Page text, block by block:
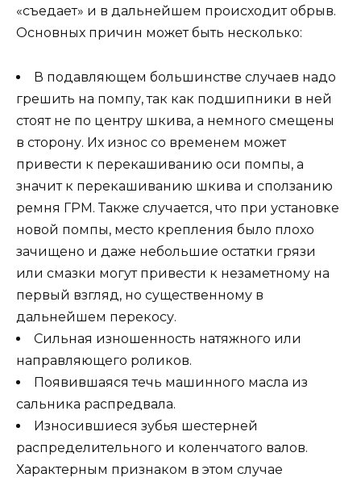
«съедает» и в дальнейшем происходит обрыв.
Основных причин может быть несколько:
В подавляющем большинстве случаев надо
грешить на помпу, так как подшипники в ней
стоят не по центру шкива, а немного смещены
в сторону. Их износ со временем может
привести к перекашиванию оси помпы, а
значит к перекашиванию шкива и сползанию
ремня ГРМ. Также случается, что при установке
новой помпы, место крепления было плохо
зачищено и даже небольшие остатки грязи
или смазки могут привести к незаметному на
первый взгляд, но существенному в
дальнейшем перекосу.
Сильная изношенность натяжного или
направляющего роликов.
Появившаяся течь машинного масла из
сальника распредвала.
Износившиеся зубья шестерней
распределительного и коленчатого валов.
Характерным признаком в этом случае